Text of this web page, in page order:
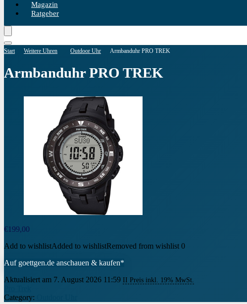
Magazin
Ratgeber
Start Weitere Uhren Outdoor Uhr Armbanduhr PRO TREK
Armbanduhr PRO TREK
€199,00
Add to wishlistAdded to wishlistRemoved from wishlist 0
Auf goettgen.de anschauen & kaufen*
Aktualisiert am 7. August 2026 11:59 II Preis inkl. 19% MwSt.
Category: